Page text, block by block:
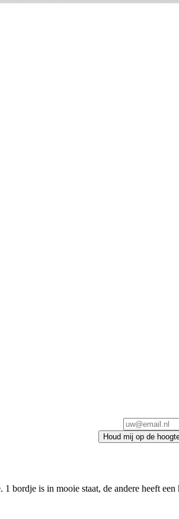
Houd mij op de
bordje is in mooie staat, de andere heeft